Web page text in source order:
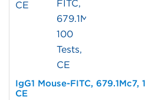
IgG1 Mouse-FITC, 679.1Mc7,
CE